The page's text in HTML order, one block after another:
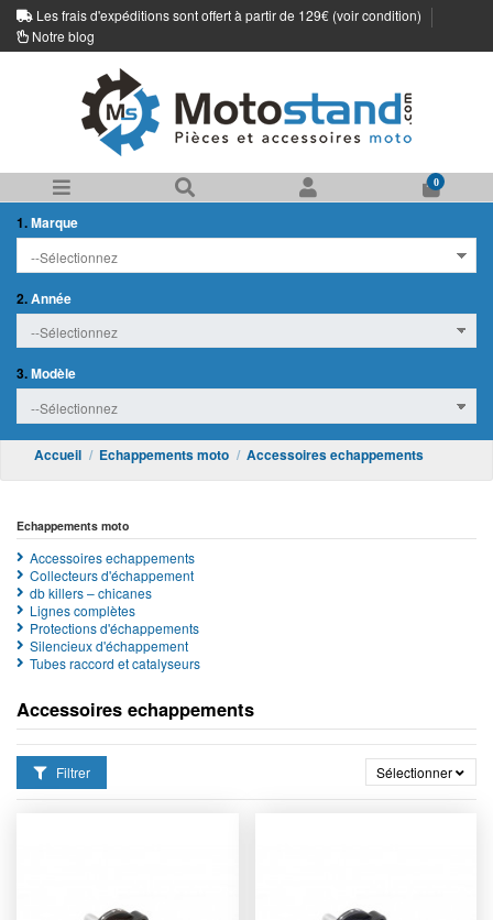
Les frais d'expéditions sont offert à partir de 129€ (voir condition)
Notre blog
0
1.Marque
2.Année
3.Modèle
Accueil Echappements moto Accessoires echappements
Accessoires echappements
Filtrer Sélectionner
Echappements moto
Accessoires echappements
Collecteurs d'échappement
db killers – chicanes
Lignes complètes
Protections d'échappements
Silencieux d'échappement
Tubes raccord et catalyseurs